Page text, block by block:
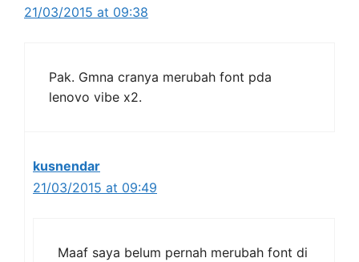
21/03/2015 at 09:38
Pak. Gmna cranya merubah font pda
lenovo vibe x2.
kusnendar
21/03/2015 at 09:49
Maaf saya belum pernah merubah font di